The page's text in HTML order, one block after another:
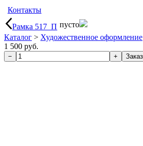
Контакты
Рамка 517_П пусто
Каталог > Художественное оформление
1 500 руб.